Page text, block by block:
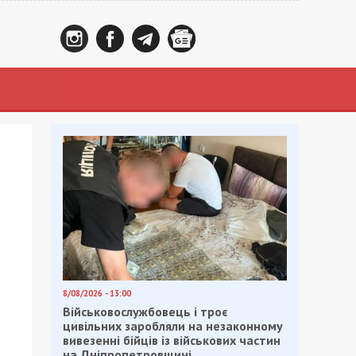
8/08/2026 - 13:00
Військовослужбовець і троє
цивільних заробляли на незаконному
вивезенні бійців із військових частин